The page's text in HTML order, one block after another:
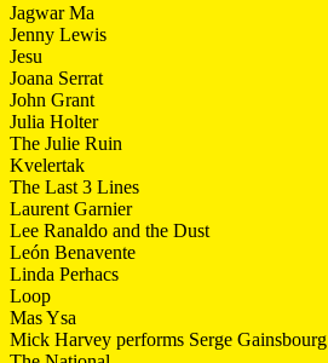
Jagwar Ma
Jenny Lewis
Jesu
Joana Serrat
John Grant
Julia Holter
The Julie Ruin
Kvelertak
The Last 3 Lines
Laurent Garnier
Lee Ranaldo and the Dust
León Benavente
Linda Perhacs
Loop
Mas Ysa
Mick Harvey performs Serge Gainsbourg